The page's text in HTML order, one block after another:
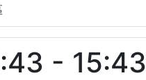
- 15:43